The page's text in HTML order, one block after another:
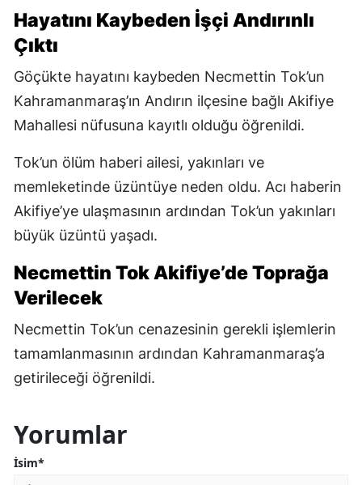
Hayatını Kaybeden İşçi Andırınlı
Çıktı
Göçükte hayatını kaybeden Necmettin Tok’un
Kahramanmaraş’ın Andırın ilçesine bağlı Akifiye
Mahallesi nüfusuna kayıtlı olduğu öğrenildi.
Tok’un ölüm haberi ailesi, yakınları ve
memleketinde üzüntüye neden oldu. Acı haberin
Akifiye’ye ulaşmasının ardından Tok’un yakınları
büyük üzüntü yaşadı.
Necmettin Tok Akifiye’de Toprağa
Verilecek
Necmettin Tok’un cenazesinin gerekli işlemlerin
tamamlanmasının ardından Kahramanmaraş’a
getirileceği öğrenildi.
Yorumlar
İsim*